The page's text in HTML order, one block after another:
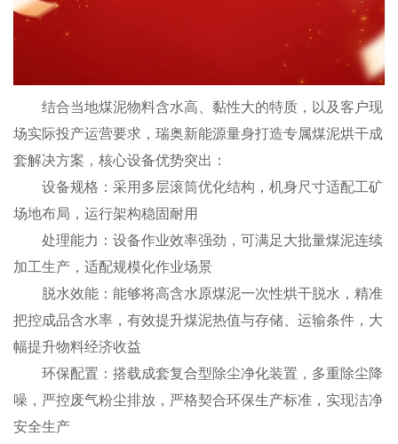
结合当地煤泥物料含水高、黏性大的特质，以及客户现
场实际投产运营要求，瑞奥新能源量身打造专属煤泥烘干成
套解决方案，核心设备优势突出：
设备规格：采用多层滚筒优化结构，机身尺寸适配工矿
场地布局，运行架构稳固耐用
处理能力：设备作业效率强劲，可满足大批量煤泥连续
加工生产，适配规模化作业场景
脱水效能：能够将高含水原煤泥一次性烘干脱水，精准
把控成品含水率，有效提升煤泥热值与存储、运输条件，大
幅提升物料经济收益
环保配置：搭载成套复合型除尘净化装置，多重除尘降
噪，严控废气粉尘排放，严格契合环保生产标准，实现洁净
安全生产